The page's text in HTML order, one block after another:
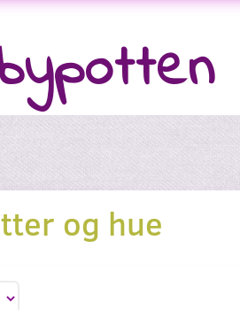
og hue